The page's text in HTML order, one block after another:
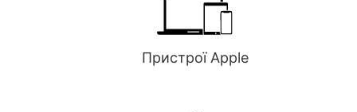
Пристрої Apple